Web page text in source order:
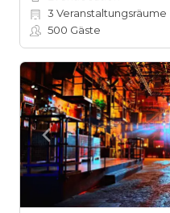
3 Veranstaltungsräume
500 Gäste